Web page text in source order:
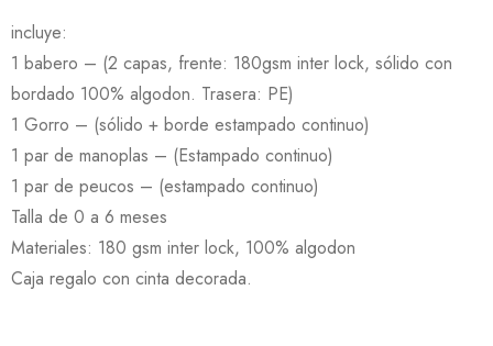
incluye:
1 babero – (2 capas, frente: 180gsm inter lock, sólido con
bordado 100% algodon. Trasera: PE)
1 Gorro – (sólido + borde estampado continuo)
1 par de manoplas – (Estampado continuo)
1 par de peucos – (estampado continuo)
Talla de 0 a 6 meses
Materiales: 180 gsm inter lock, 100% algodon
Caja regalo con cinta decorada.